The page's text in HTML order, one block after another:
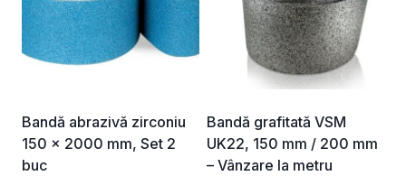
Bandă abrazivă zirconiu
150 x 2000 mm, Set 2
buc
Bandă grafitată VSM
UK22, 150 mm / 200 mm
– Vânzare la metru